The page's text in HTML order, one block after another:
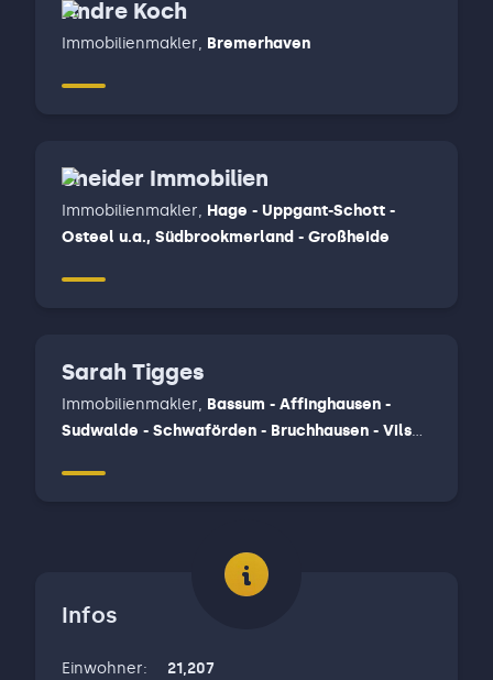
Andre Koch
Immobilienmakler, Bremerhaven
Sneider Immobilien
Immobilienmakler, Hage - Uppgant-Schott -
Osteel u.a., Südbrookmerland - Großheide
Sarah Tigges
Immobilienmakler, Bassum - Affinghausen -
Sudwalde - Schwaförden - Bruchhausen - Vilsen
Infos
Einwohner:
21,207